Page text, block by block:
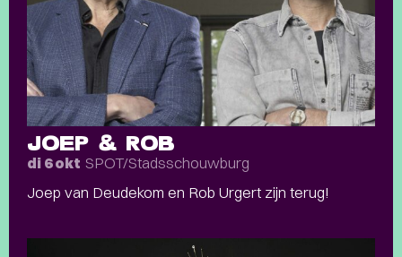
JOEP & ROB
di 6 okt SPOT/Stadsschouwburg
Joep van Deudekom en Rob Urgert zijn terug!